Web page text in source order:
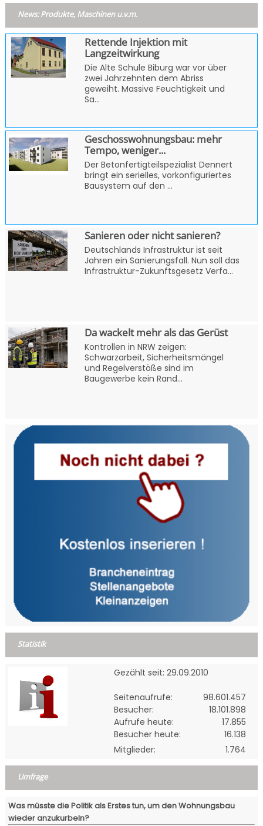
News: Produkte, Maschinen u.v.m.
Rettende Injektion mit
Langzeitwirkung
Die Alte Schule Biburg war vor über
zwei Jahrzehnten dem Abriss
geweiht. Massive Feuchtigkeit und
Sa...
Geschosswohnungsbau: mehr
Tempo, weniger...
Der Betonfertigteilspezialist Dennert
bringt ein serielles, vorkonfiguriertes
Bausystem auf den ...
Sanieren oder nicht sanieren?
Deutschlands Infrastruktur ist seit
Jahren ein Sanierungsfall. Nun soll das
Infrastruktur-Zukunftsgesetz Verfa...
Da wackelt mehr als das Gerüst
Kontrollen in NRW zeigen:
Schwarzarbeit, Sicherheitsmängel
und Regelverstöße sind im
Baugewerbe kein Rand...
Statistik
Gezählt seit: 29.09.2010
Seitenaufrufe:
98.601.457
Besucher:
18.101.898
Aufrufe heute:
17.855
Besucher heute:
16.138
Mitglieder:
1.764
Umfrage
Was müsste die Politik als Erstes tun, um den Wohnungsbau
wieder anzukurbeln?